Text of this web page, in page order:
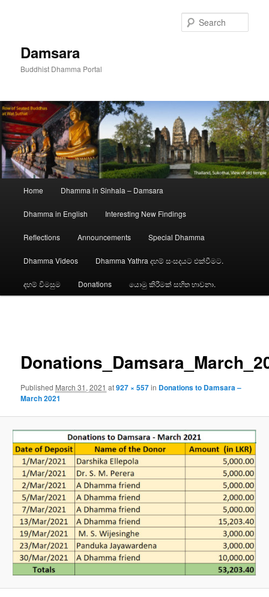
Damsara
Buddhist Dhamma Portal
Home Dhamma in Sinhala – Damsara
Dhamma in English Interesting New Findings
Reflections Announcements Special Dhamma
Dhamma Videos Dhamma Yathra දහම් සංසදයට එක්වීමට.
දහම් විමසුම Donations යොමු කිරීමක් සහිත භාවනා.
Published March 31, 2021 at927 × 557in Donations to Damsara –
March 2021